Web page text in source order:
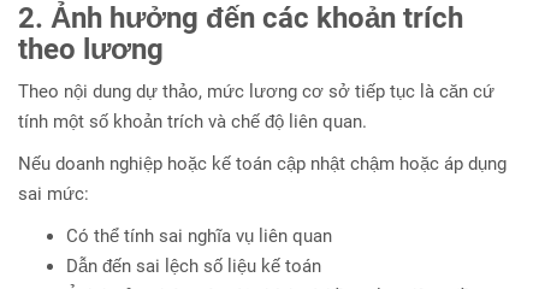
2. Ảnh hưởng đến các khoản trích
theo lương
Theo nội dung dự thảo, mức lương cơ sở tiếp tục là căn cứ
tính một số khoản trích và chế độ liên quan.
Nếu doanh nghiệp hoặc kế toán cập nhật chậm hoặc áp dụng
sai mức:
Có thể tính sai nghĩa vụ liên quan
Dẫn đến sai lệch số liệu kế toán